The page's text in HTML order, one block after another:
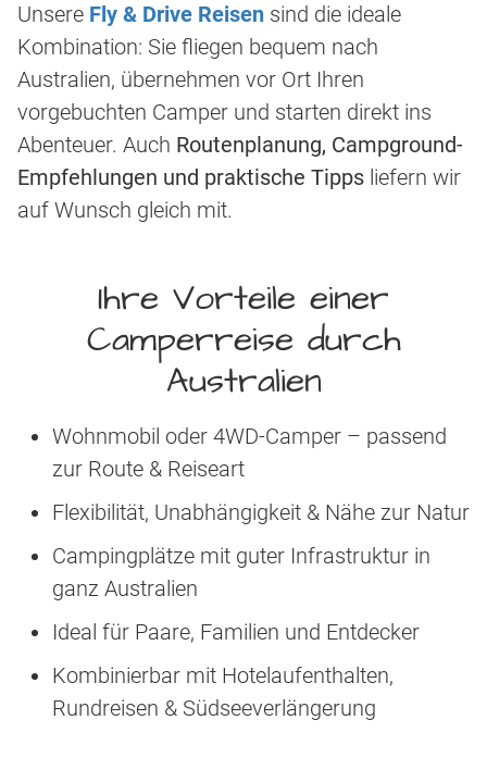
Unsere Fly & Drive Reisen sind die ideale
Kombination: Sie fliegen bequem nach
Australien, übernehmen vor Ort Ihren
vorgebuchten Camper und starten direkt ins
Abenteuer. Auch Routenplanung, Campground-
Empfehlungen und praktische Tipps liefern wir
auf Wunsch gleich mit.
Ihre Vorteile einer
Camperreise durch
Australien
Wohnmobil oder 4WD-Camper – passend
zur Route & Reiseart
Flexibilität, Unabhängigkeit & Nähe zur Natur
Campingplätze mit guter Infrastruktur in
ganz Australien
Ideal für Paare, Familien und Entdecker
Kombinierbar mit Hotelaufenthalten,
Rundreisen & Südseeverlängerung